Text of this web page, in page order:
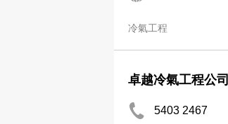
冷氣工程
卓越冷氣工程公司
5403 2467